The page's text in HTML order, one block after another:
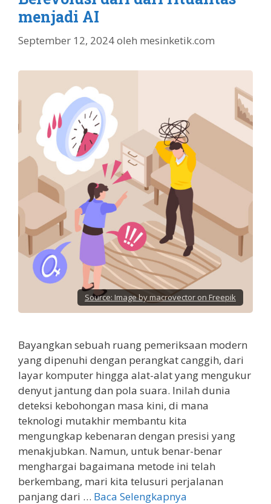
menjadi AI
September 12, 2024oleh mesinketik.com
Source: Image by macrovector on Freepik
Bayangkan sebuah ruang pemeriksaan modern
yang dipenuhi dengan perangkat canggih, dari
layar komputer hingga alat-alat yang mengukur
denyut jantung dan pola suara. Inilah dunia
deteksi kebohongan masa kini, di mana
teknologi mutakhir membantu kita
mengungkap kebenaran dengan presisi yang
menakjubkan. Namun, untuk benar-benar
menghargai bagaimana metode ini telah
berkembang, mari kita telusuri perjalanan
panjang dari … Baca Selengkapnya